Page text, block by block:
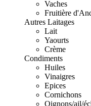
Vaches
Fruitière
Autres Laitages
Lait
Yaourts
Crème
Condiments
Huiles
Vinaigres
Epices
Cornichons
Oignons/ail/